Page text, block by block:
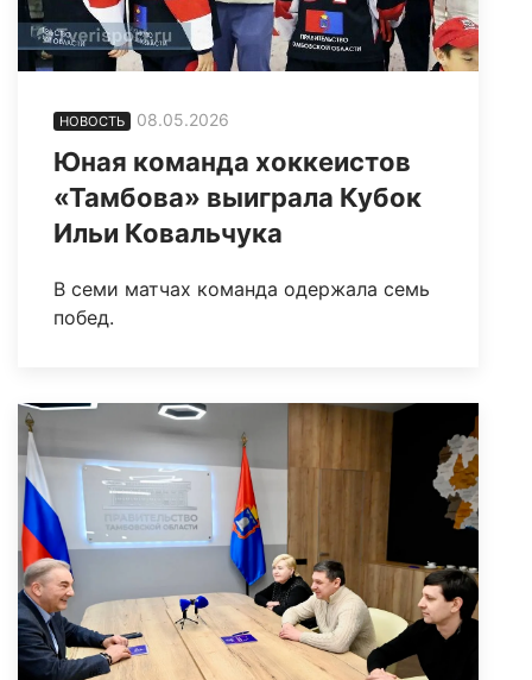
НОВОСТЬ 08.05.2026
Юная команда хоккеистов
«Тамбова» выиграла Кубок
Ильи Ковальчука
В семи матчах команда одержала семь
побед.